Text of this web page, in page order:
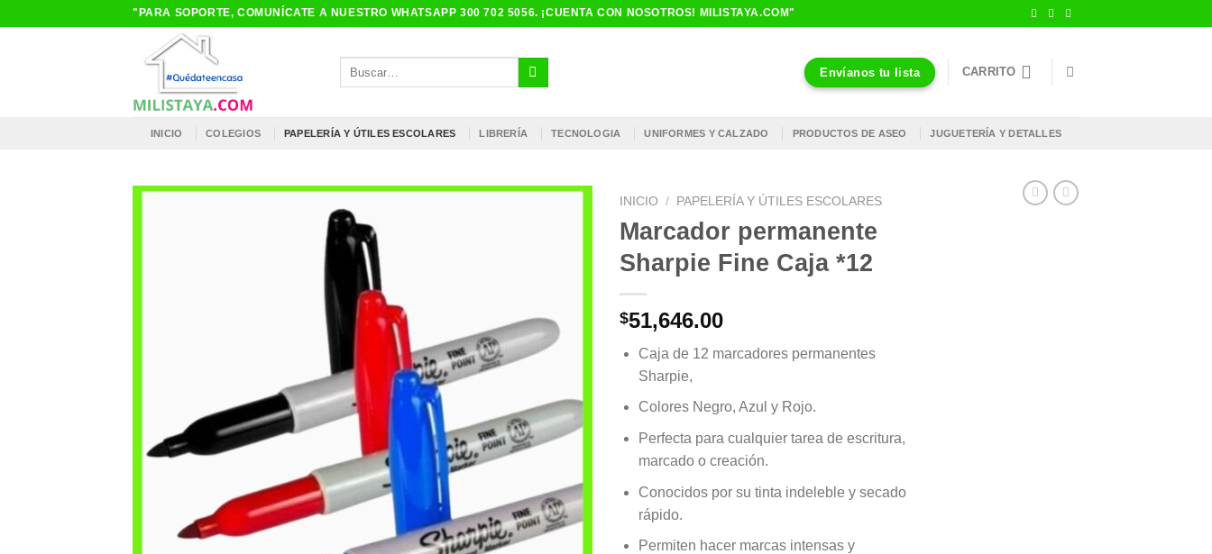
"PARA SOPORTE, COMUNÍCATE A NUESTRO WHATSAPP 300 702 5056. ¡CUENTA CON NOSOTROS! MILISTAYA.COM"
Envíanos tu lista CARRITO
INICIO COLEGIOS PAPELERÍA Y ÚTILES ESCOLARES LIBRERÍA TECNOLOGIA UNIFORMES Y CALZADO PRODUCTOS DE ASEO JUGUETERÍA Y DETALLES
INICIO / PAPELERÍA Y ÚTILES ESCOLARES
Marcador permanente
Sharpie Fine Caja *12
$51,646.00
Caja de 12 marcadores permanentes
Sharpie,
Colores Negro, Azul y Rojo.
Perfecta para cualquier tarea de escritura,
marcado o creación.
Conocidos por su tinta indeleble y secado
rápido.
Permiten hacer marcas intensas y